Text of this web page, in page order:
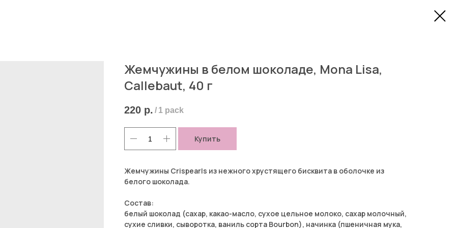
Жемчужины в белом шоколаде, Mona Lisa,
Callebaut, 40 г
220 р. / 1 pack
Купить
Жемчужины Crispearls из нежного хрустящего бисквита в оболочке из
белого шоколада.
Состав:
белый шоколад (сахар, какао-масло, сухое цельное молоко, сахар молочный,
сухие сливки, сыворотка, ваниль сорта Bourbon), начинка (пшеничная мука,